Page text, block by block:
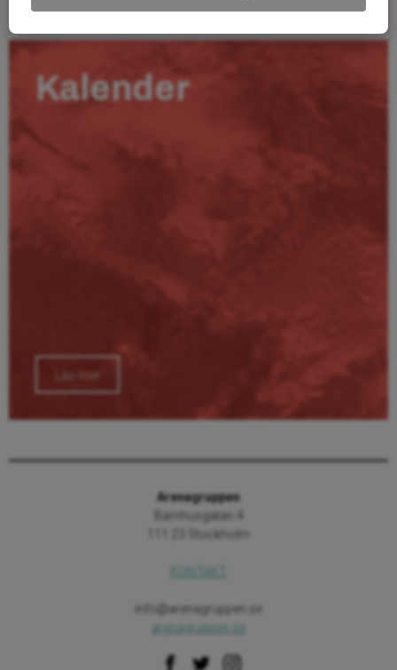
Kalender
Läs mer
Arenagruppen
Barnhusgatan 4
111 23 Stockholm
info@arenagruppen.se
arenagruppen.se